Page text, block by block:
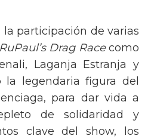
participación de varias
RuPaul’s Drag Racecomo
Laganja Estranja y
la legendaria figura del
para dar vida a
de solidaridad y
clave del show, los